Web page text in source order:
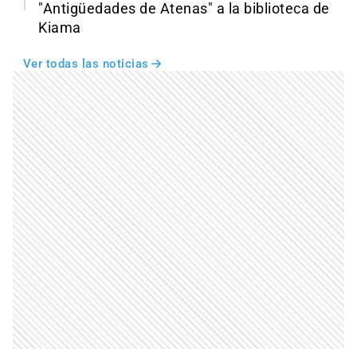
"Antigüedades de Atenas" a la biblioteca de
Kiama
Ver todas las noticias